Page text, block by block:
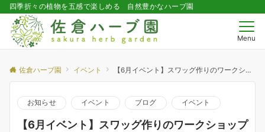
四季折々の植物を五感で楽しめる 自然豊かなハーブ園
Menu
佐倉ハーブ園 イベント 【6月イベント】スワッグ作りのワークショップを開催します（※撮影へのご協力のお願いあり）
お知らせ イベント ブログ イベント
【6月イベント】スワッグ作りのワークショップ